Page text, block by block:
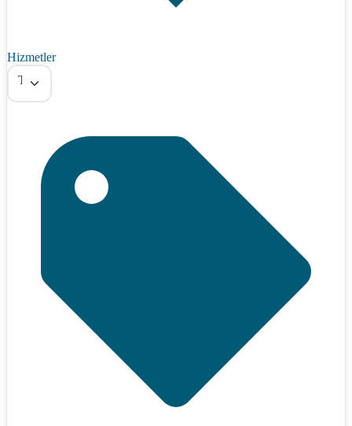
Hizmetler
Tümü